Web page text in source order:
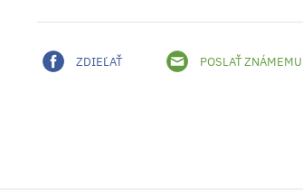
ZDIEĽAŤ POSLAŤ ZNÁMEMU